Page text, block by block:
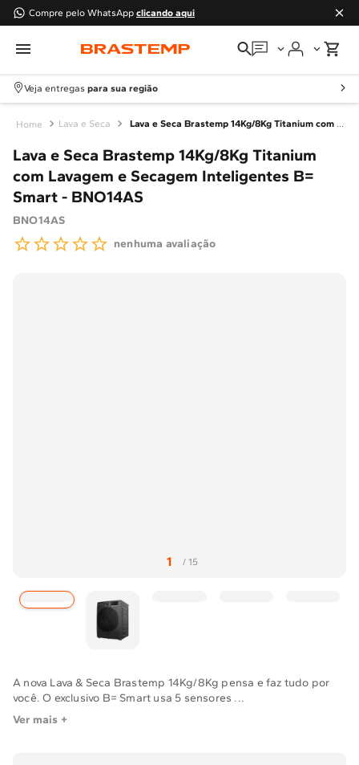
Compre pelo WhatsApp clicando aqui
Em que podemos
Meus pedidos
Guias e manuais
Perguntas frequentes
Fale conosco
Veja entregas para sua região
Lava e Seca Lava e Seca Brastemp 14Kg/8Kg Titanium com Lavagem e Secagem Inteligentes B= Smart - BNO14AS
Lava e Seca Brastemp 14Kg/8Kg Titanium
com Lavagem e Secagem Inteligentes B=
Smart - BNO14AS
BNO14AS
nenhuma avaliação
A nova Lava & Seca Brastemp 14Kg/8Kg pensa e faz tudo por
você. O exclusivo B= Smart usa 5 sensores ...
Ver mais +